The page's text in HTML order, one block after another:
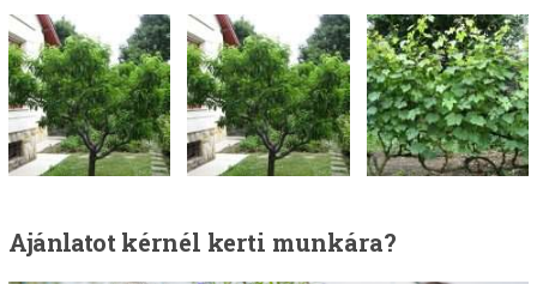
Ajánlatotkérnél kerti munkára?